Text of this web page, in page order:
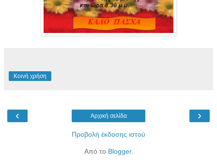
Κοινή χρήση
‹ ›
Αρχική σελίδα
Προβολή έκδοσης ιστού
Από το Blogger.